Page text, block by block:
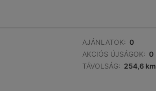
AJÁNLATOK: 0
AKCIÓS ÚJSÁGOK: 0
TÁVOLSÁG: 254,6 km